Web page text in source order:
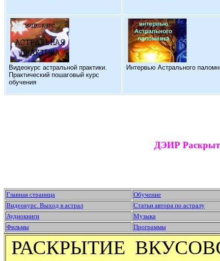
Видеокурс астральной практики.
Практический пошаговый курс
обучения
Интервью Астрального
ДЭИР
Главная страница
Обучение
Видеокурс. Выход в астрал
Статьи автора по астралу
Аудиокниги
Музыка
Фильмы
Программы
РАСКРЫТИЕ